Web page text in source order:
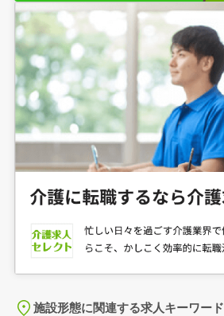
施設形態に関連する求人キーワード